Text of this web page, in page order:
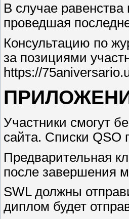
В случае
проведшая
Консультацию по
за позициями
https://
Участники смогут
сайта. Списки QSO
Предварительная
после завершения
SWL должны
диплом будет